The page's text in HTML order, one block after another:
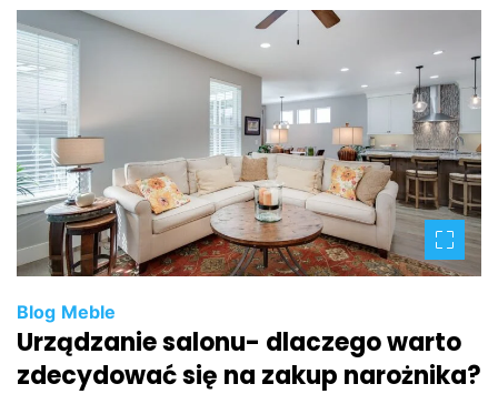
Blog Meble
Urządzanie salonu- dlaczego warto
zdecydować się na zakup narożnika?